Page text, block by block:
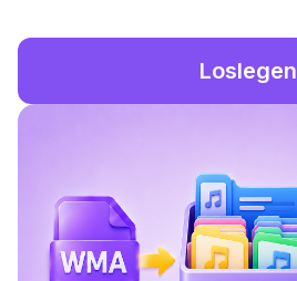
Loslegen